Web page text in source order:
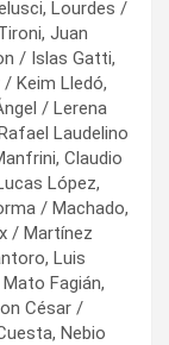
Lourdes /
Juan
/ Islas Gatti,
Keim Lledó,
/ Lerena
Laudelino
Claudio
López,
/ Machado,
/ Martínez
Luis
Fagián,
César /
Nebio